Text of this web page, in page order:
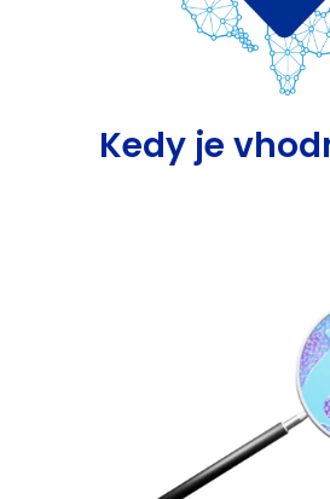
Kedy je